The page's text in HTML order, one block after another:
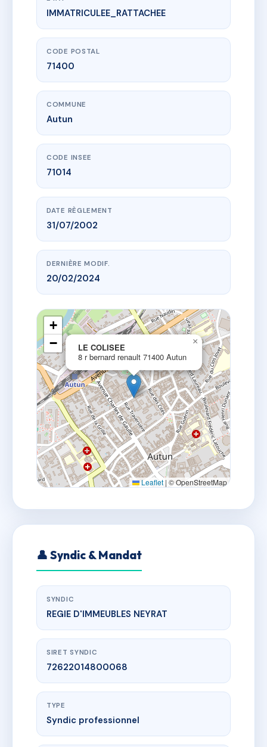
www.vme.plus/AD3360732
LE COLISEE
8 r bernard renault
IMMATRICULEE_RATTACHEE
CODE POSTAL
71400
COMMUNE
Autun
CODE INSEE
71014
DATE RÈGLEMENT
31/07/2002
DERNIÈRE MODIF.
20/02/2024
LE COLISEE
8 r bernard renault 71400 Autun
×
+
−
Leaflet | © OpenStreetMap
👤 Syndic & Mandat
SYNDIC
REGIE D'IMMEUBLES NEYRAT
SIRET SYNDIC
72622014800068
TYPE
Syndic professionnel